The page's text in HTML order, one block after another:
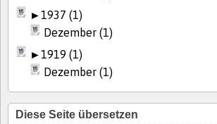
►1937 (1)
Dezember (1)
►1919 (1)
Dezember (1)
Diese Seite übersetzen